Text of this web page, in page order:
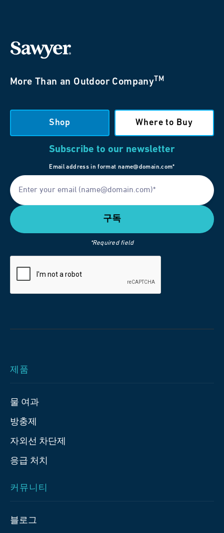
More Than an Outdoor CompanyTM
Shop Where to Buy
Subscribe to our newsletter
Email address in format name@domain.com*
*Required field
제품
물 여과
방충제
자외선 차단제
응급 처치
커뮤니티
블로그